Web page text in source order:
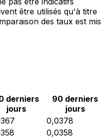
être utilisés qu'à titre
des taux est mis
derniers
jours
90 derniers
jours
0,0378
0,0358